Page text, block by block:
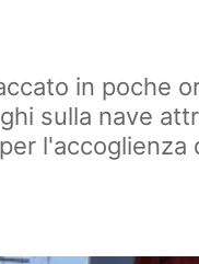
in poche
sulla nave
l'accoglienza